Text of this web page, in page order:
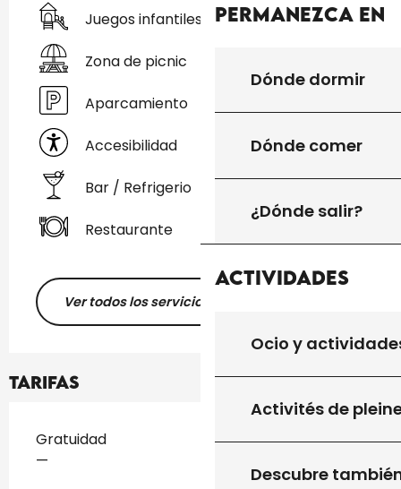
Permanezca en
Dónde dormir
Dónde comer
¿Dónde salir?
Actividades
Ocio y
Activités de
Descubre
Juegos infantiles / Zona de juegos
Zona de picnic
Aparcamiento
Accesibilidad
Bar / Refrigerio
Restaurante
Ver todos los servicios
Tarifas
Tarifas 2026
Gratuidad
—